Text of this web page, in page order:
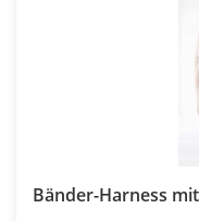
Bänder-Harness